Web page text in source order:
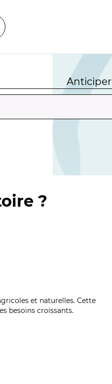
Anticiper
?
et naturelles. Cette
besoins croissants.